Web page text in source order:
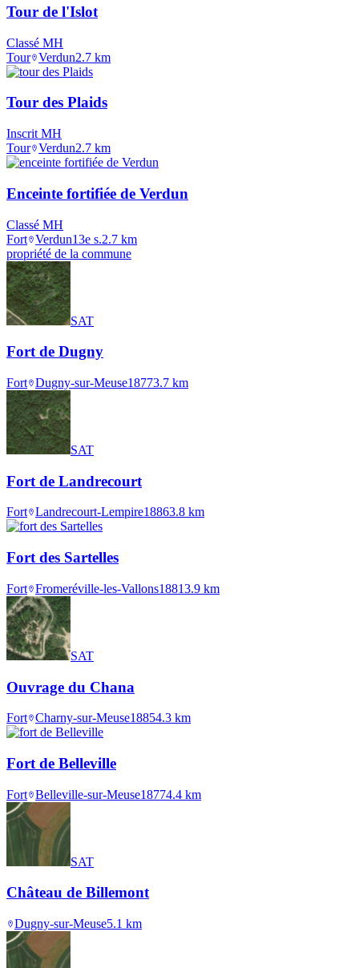
Tour de l'Islot
Classé MH
Tour Verdun2.7 km
Tour des Plaids
Inscrit MH
Tour Verdun2.7 km
Enceinte fortifiée de Verdun
Classé MH
Fort Verdun13e s.2.7 km
propriété de la commune
SAT
Fort de Dugny
Fort Dugny-sur-Meuse18773.7 km
SAT
Fort de Landrecourt
Fort Landrecourt-Lempire18863.8 km
Fort des Sartelles
Fort Fromeréville-les-Vallons18813.9 km
SAT
Ouvrage du Chana
Fort Charny-sur-Meuse18854.3 km
Fort de Belleville
Fort Belleville-sur-Meuse18774.4 km
SAT
Château de Billemont
Dugny-sur-Meuse5.1 km